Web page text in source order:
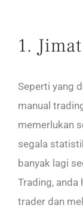
1.
Seperti yang
manual
memerlukan
segala
banyak lagi
Trading, anda
trader dan